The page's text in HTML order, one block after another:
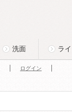
洗面 ラ
ログイン